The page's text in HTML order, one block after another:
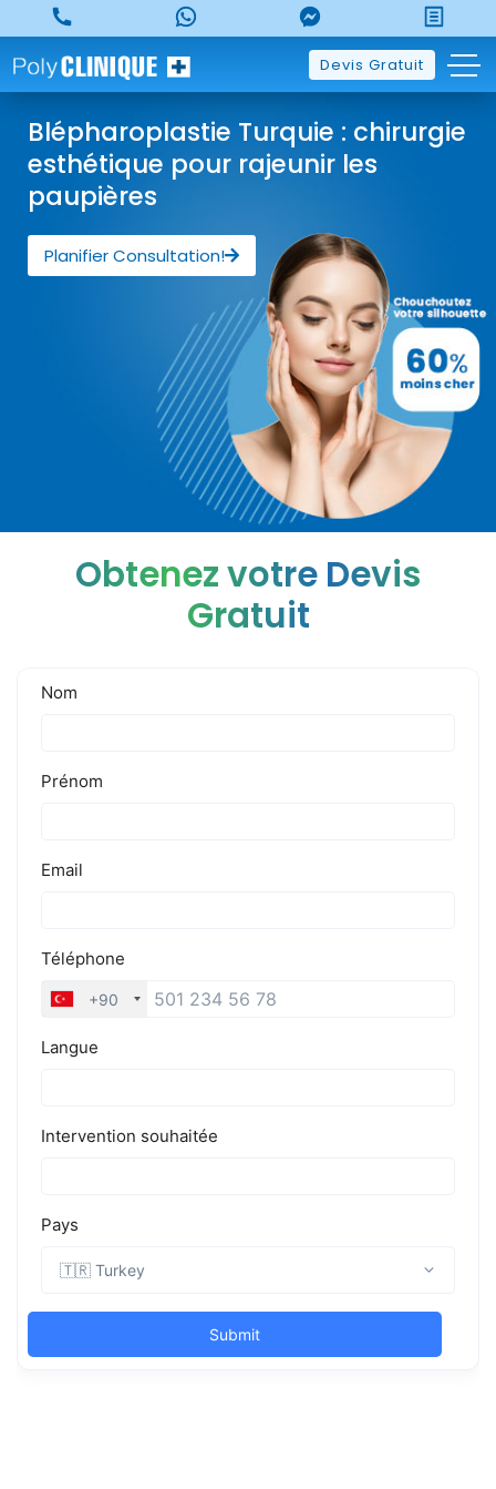
Devis Gratuit
Blépharoplastie Turquie : chirurgie
esthétique pour rajeunir les
paupières
Planifier Consultation!
Obtenez votre Devis
Gratuit